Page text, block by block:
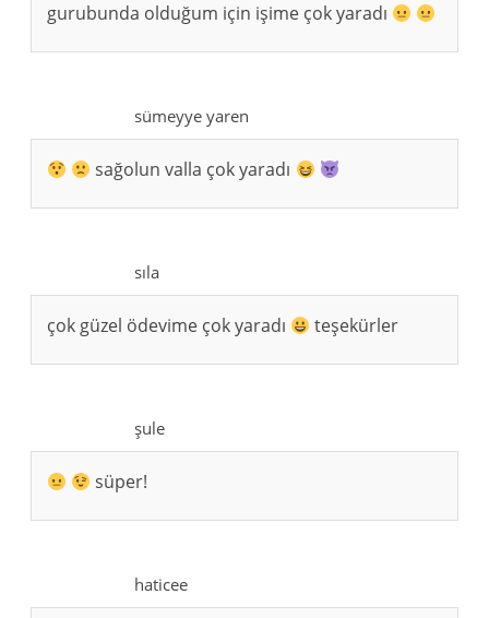
gurubunda olduğum için işime çok yaradı
sümeyye yaren
sağolun valla çok yaradı
sıla
çok güzel ödevime çok yaradı teşekürler
şule
süper!
haticee